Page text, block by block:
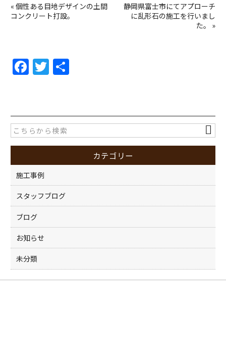
« 個性ある目地デザインの土間
コンクリート打設。
静岡県富士市にてアプローチ
に乱形石の施工を行いまし
た。
»
F
a
e
b
o
o
k
T
w
er
カテゴリー
施工事例
スタッフブログ
ブログ
お知らせ
未分類